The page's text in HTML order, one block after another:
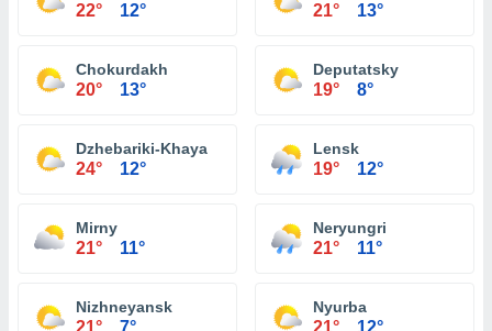
22° 12° 21° 13°
Chokurdakh
20° 13°
Deputatsky
19° 8°
Dzhebariki-Khaya
24° 12°
Lensk
19° 12°
Mirny
21° 11°
Neryungri
21° 11°
Nizhneyansk
21° 7°
Nyurba
21° 12°